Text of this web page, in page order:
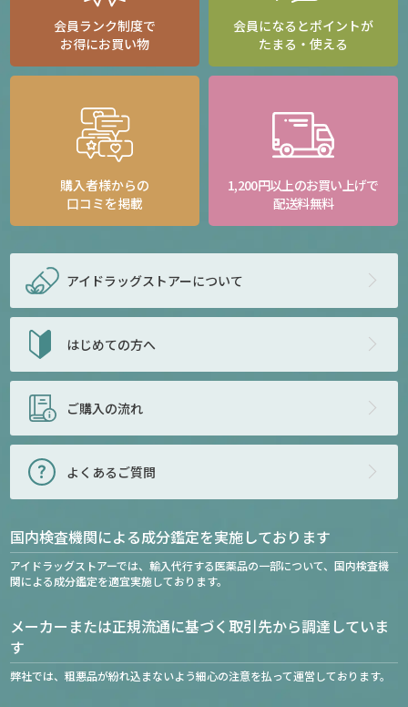
会員ランク制度で
お得にお買い物
会員になるとポイントが
たまる・使える
購入者様からの
口コミを掲載
1,200円以上のお買い上げで
配送料無料
アイドラッグストアーについて
はじめての方へ
ご購入の流れ
よくあるご質問
国内検査機関による成分鑑定を実施しております
アイドラッグストアーでは、輸入代行する医薬品の一部について、国内検査機
関による成分鑑定を適宜実施しております。
メーカーまたは正規流通に基づく取引先から調達していま
す
弊社では、粗悪品が紛れ込まないよう細心の注意を払って運営しております。